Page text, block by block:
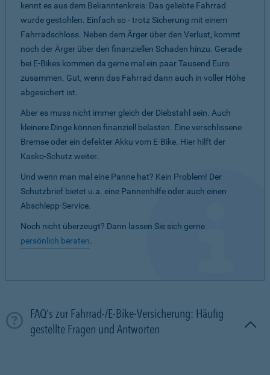
kennt es aus dem Bekanntenkreis: Das geliebte Fahrrad
wurde gestohlen. Einfach so - trotz Sicherung mit einem
Fahrradschloss. Neben dem Ärger über den Verlust, kommt
noch der Ärger über den finanziellen Schaden hinzu. Gerade
bei E-Bikes kommen da gerne mal ein paar Tausend Euro
zusammen. Gut, wenn das Fahrrad dann auch in voller Höhe
abgesichert ist.
Aber es muss nicht immer gleich der Diebstahl sein. Auch
kleinere Dinge können finanziell belasten. Eine verschlissene
Bremse oder ein defekter Akku vom E-Bike. Hier hilft der
Kasko-Schutz weiter.
Und wenn man mal eine Panne hat? Kein Problem! Der
Schutzbrief bietet u.a. eine Pannenhilfe oder auch einen
Abschlepp-Service.
Noch nicht überzeugt? Dann lassen Sie sich gerne
persönlich beraten.
FAQ's zur Fahrrad-/E-Bike-Versicherung: Häufig
gestellte Fragen und Antworten